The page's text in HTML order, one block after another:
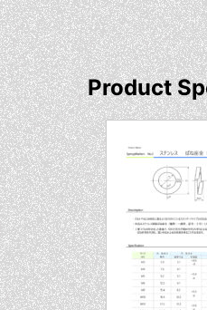
Product